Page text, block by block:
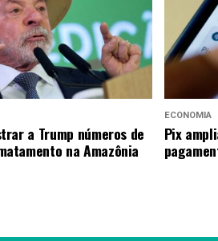
a Trump números de
na Amazônia
ECONOMIA
Pix